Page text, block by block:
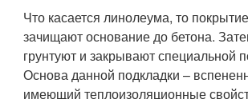
Что касается линолеума, то
зачищают основание до бетона.
грунтуют и закрывают специальной
Основа данной подкладки –
имеющий теплоизоляционные